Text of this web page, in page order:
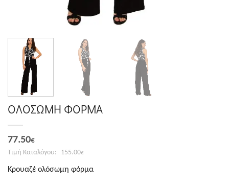
ΟΛΟΣΩΜΗ ΦΟΡΜΑ
155.00€
Original
price
was:
155.00€.
77.50€
Η
τρέχουσα
τιμή
είναι:
Κρουαζέ ολόσωμη φόρμα